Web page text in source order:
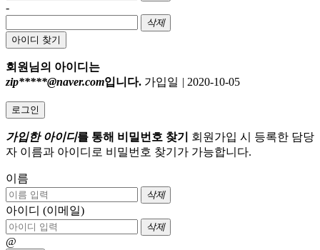
-
삭제
아이디 찾기
회원님의 아이디는
zip*****@naver.com입니다. 가입일 | 2020-10-05
로그인
가입한 아이디를 통해 비밀번호 찾기
회원가입 시 등록한 담당
자 이름과 아이디로 비밀번호 찾기가 가능합니다.
이름
삭제
아이디 (이메일)
삭제
@